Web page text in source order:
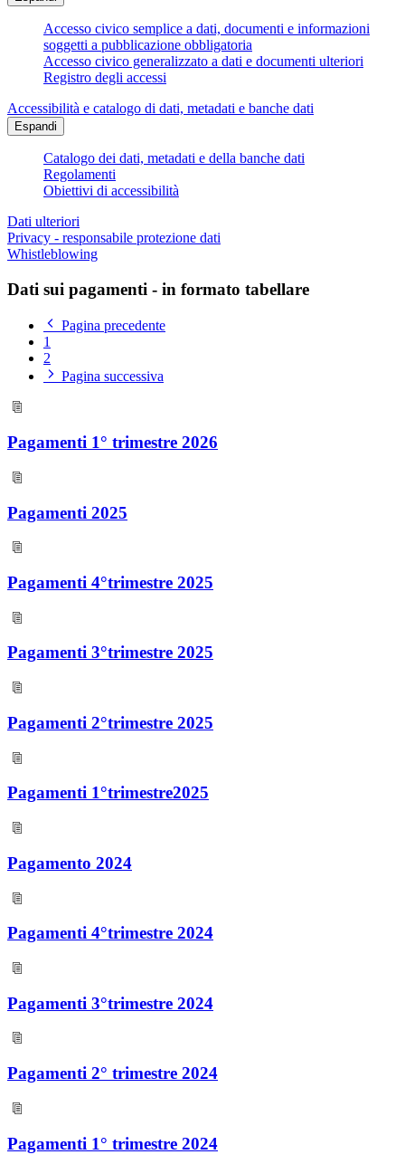
Accesso civico semplice a dati, documenti e informazioni
soggetti a pubblicazione obbligatoria
Accesso civico generalizzato a dati e documenti ulteriori
Registro degli accessi
Accessibilità e catalogo di dati, metadati e banche dati
Espandi
Catalogo dei dati, metadati e della banche dati
Regolamenti
Obiettivi di accessibilità
Dati ulteriori
Privacy - responsabile protezione dati
Whistleblowing
Dati sui pagamenti - in formato tabellare
Pagina precedente
1
2
Pagina successiva
Pagamenti 1° trimestre 2026
Pagamenti 2025
Pagamenti 4°trimestre 2025
Pagamenti 3°trimestre 2025
Pagamenti 2°trimestre 2025
Pagamenti 1°trimestre2025
Pagamento 2024
Pagamenti 4°trimestre 2024
Pagamenti 3°trimestre 2024
Pagamenti 2° trimestre 2024
Pagamenti 1° trimestre 2024